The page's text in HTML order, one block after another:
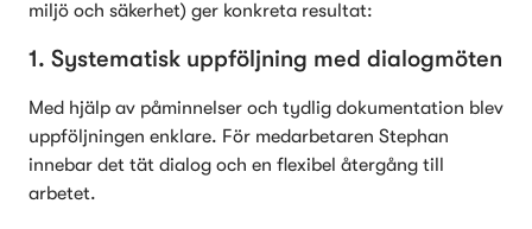
miljö och säkerhet) ger konkreta resultat:
1. Systematisk uppföljning med dialogmöten
Med hjälp av påminnelser och tydlig dokumentation blev
uppföljningen enklare. För medarbetaren Stephan
innebar det tät dialog och en flexibel återgång till
arbetet.